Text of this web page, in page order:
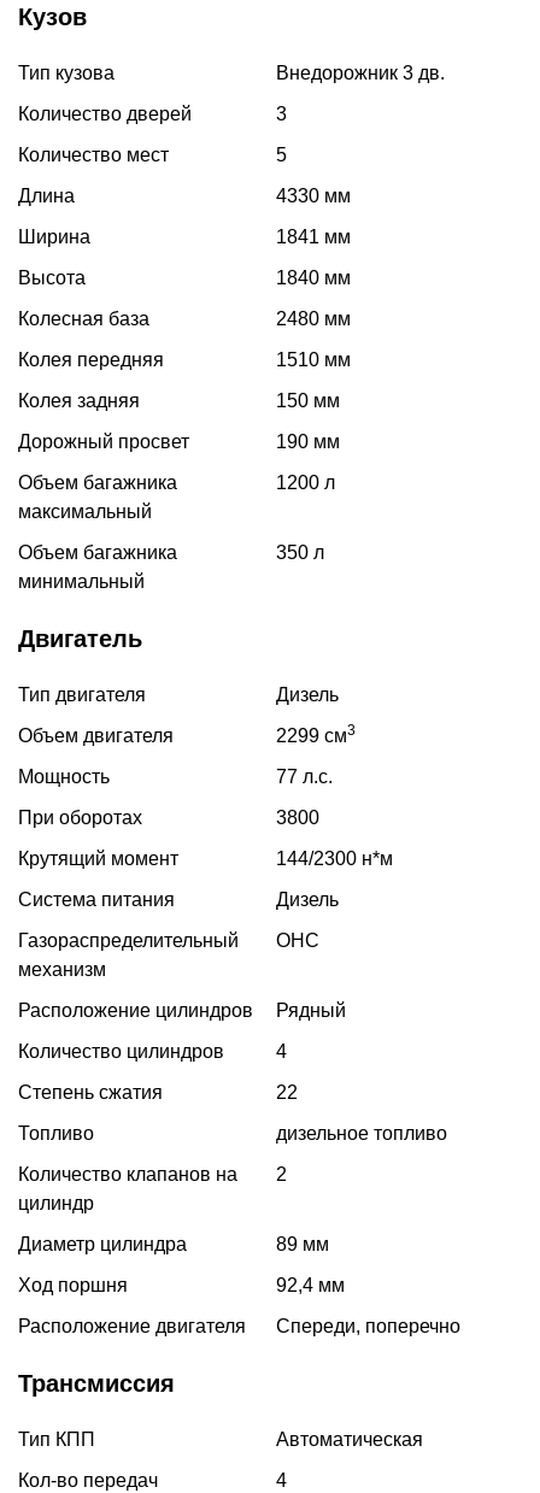
Кузов
Тип кузова
Внедорожник 3 дв.
Количество дверей
3
Количество мест
5
Длина
4330 мм
Ширина
1841 мм
Высота
1840 мм
Колесная база
2480 мм
Колея передняя
1510 мм
Колея задняя
150 мм
Дорожный просвет
190 мм
Объем багажника
максимальный
1200 л
Объем багажника
минимальный
350 л
Двигатель
Тип двигателя
Дизель
Объем двигателя
2299 см3
Мощность
77 л.с.
При оборотах
3800
Крутящий момент
144/2300 н*м
Система питания
Дизель
Газораспределительный
механизм
OHC
Расположение цилиндров
Рядный
Количество цилиндров
4
Степень сжатия
22
Топливо
дизельное топливо
Количество клапанов на
цилиндр
2
Диаметр цилиндра
89 мм
Ход поршня
92,4 мм
Расположение двигателя
Спереди, поперечно
Трансмиссия
Тип КПП
Автоматическая
Кол-во передач
4